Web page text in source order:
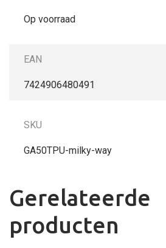
Op voorraad
EAN
7424906480491
SKU
GA50TPU-milky-way
Gerelateerde
producten